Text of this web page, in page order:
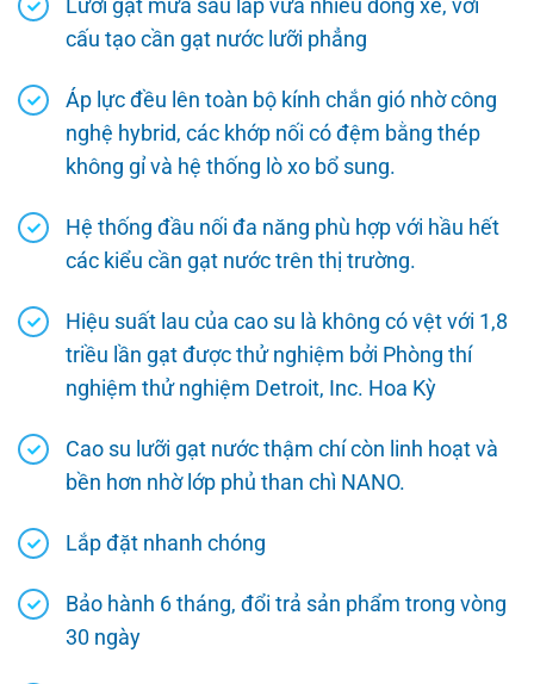
Lưỡi gạt mưa sau lắp vừa nhiều dòng xe, với
cấu tạo cần gạt nước lưỡi phẳng
Áp lực đều lên toàn bộ kính chắn gió nhờ công
nghệ hybrid, các khớp nối có đệm bằng thép
không gỉ và hệ thống lò xo bổ sung.
Hệ thống đầu nối đa năng phù hợp với hầu hết
các kiểu cần gạt nước trên thị trường.
Hiệu suất lau của cao su là không có vệt với 1,8
triều lần gạt được thử nghiệm bởi Phòng thí
nghiệm thử nghiệm Detroit, Inc. Hoa Kỳ
Cao su lưỡi gạt nước thậm chí còn linh hoạt và
bền hơn nhờ lớp phủ than chì NANO.
Lắp đặt nhanh chóng
Bảo hành 6 tháng, đổi trả sản phẩm trong vòng
30 ngày